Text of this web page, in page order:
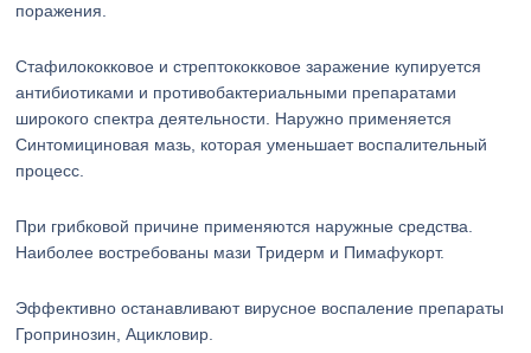
поражения.
Стафилококковое и стрептококковое заражение купируется
антибиотиками и противобактериальными препаратами
широкого спектра деятельности. Наружно применяется
Синтомициновая мазь, которая уменьшает воспалительный
процесс.
При грибковой причине применяются наружные средства.
Наиболее востребованы мази Тридерм и Пимафукорт.
Эффективно останавливают вирусное воспаление препараты
Гропринозин, Ацикловир.